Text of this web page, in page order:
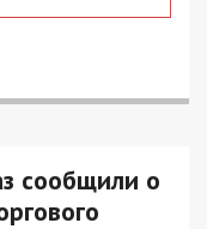
сообщили о